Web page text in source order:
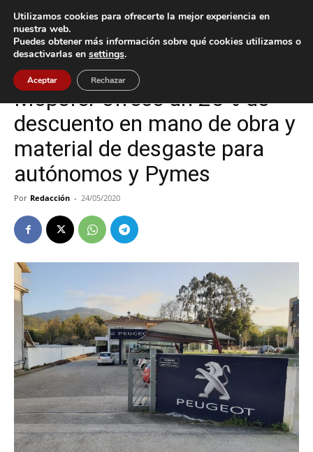
Inicio Gondomar
Gondomar
Mopefer ofrece un 25% de
descuento en mano de obra y
material de desgaste para
autónomos y Pymes
Por Redacción - 24/05/2020
Utilizamos cookies para ofrecerte la mejor experiencia en
nuestra web.
Puedes obtener más información sobre qué cookies utilizamos o
desactivarlas en settings.
Aceptar Rechazar